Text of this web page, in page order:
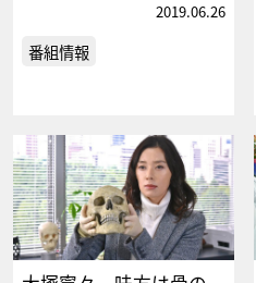
2019.06.26
番組情報